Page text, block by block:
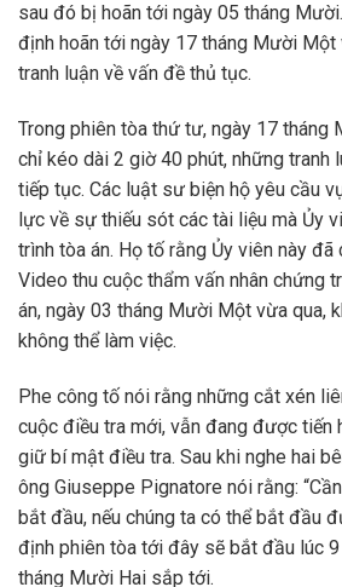
sau đó bị hoãn tới ngày 05 tháng
định hoãn tới ngày 17 tháng Mười Một
tranh luận về vấn đề thủ tục.
Trong phiên tòa thứ tư, ngày 17 tháng
chỉ kéo dài 2 giờ 40 phút, những tranh
tiếp tục. Các luật sư biện hộ yêu cầu
lực về sự thiếu sót các tài liệu mà Ủy
trình tòa án. Họ tố rằng Ủy viên này
Video thu cuộc thẩm vấn nhân chứng
án, ngày 03 tháng Mười Một vừa qua,
không thể làm việc.
Phe công tố nói rằng những cắt xén
cuộc điều tra mới, vẫn đang được tiến
giữ bí mật điều tra. Sau khi nghe hai
ông Giuseppe Pignatore nói rằng:
bắt đầu, nếu chúng ta có thể bắt đầu
định phiên tòa tới đây sẽ bắt đầu lúc
tháng Mười Hai sắp tới.